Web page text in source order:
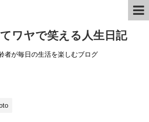
ワヤで笑える人生日記
者が毎日の生活を楽しむブログ